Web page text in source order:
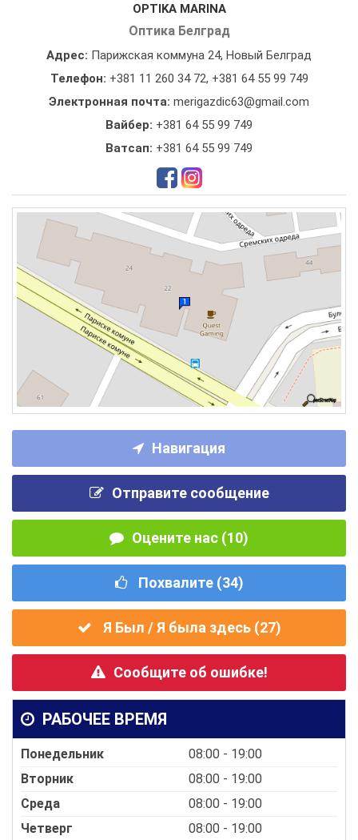
OPTIKA MARINA
Оптика Белград
Адрес: Парижская коммуна 24, Новый Белград
Телефон: +381 11 260 34 72, +381 64 55 99 749
Электронная почта: merigazdic63@gmail.com
Вайбер: +381 64 55 99 749
Ватсап: +381 64 55 99 749
Навигация
Отправите сообщение
Оцените нас (10)
Похвалите (34)
Я Был / Я была здесь (27)
Сообщите об ошибке!
РАБОЧЕЕ ВРЕМЯ
Понедельник
08:00 - 19:00
Вторник
08:00 - 19:00
Среда
08:00 - 19:00
Четверг
08:00 - 19:00